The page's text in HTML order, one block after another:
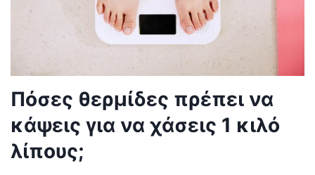
Πόσες θερμίδες πρέπει να
κάψεις για να χάσεις 1 κιλό
λίπους;